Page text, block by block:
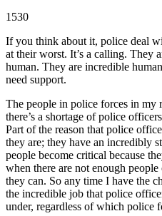
1530
If you think about it, police deal
at their worst. It’s a calling. They
human. They are incredible
need support.
The people in police forces in my
there’s a shortage of police
Part of the reason that police
they are; they have an incredibly
people become critical because
when there are not enough
they can. So any time I have the
the incredible job that police
under, regardless of which police